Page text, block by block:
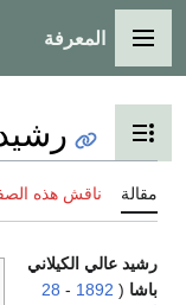
القائمة الرئيسية
المعرفة
تبديل عرض جدول
مقالة ناقش هذه
رشيد عالي الكيلاني
باشا (
1892
-
28